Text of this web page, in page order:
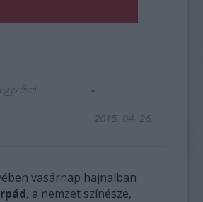
2015. 04. 26.
vasárnap hajnalban
, a nemzet színésze,